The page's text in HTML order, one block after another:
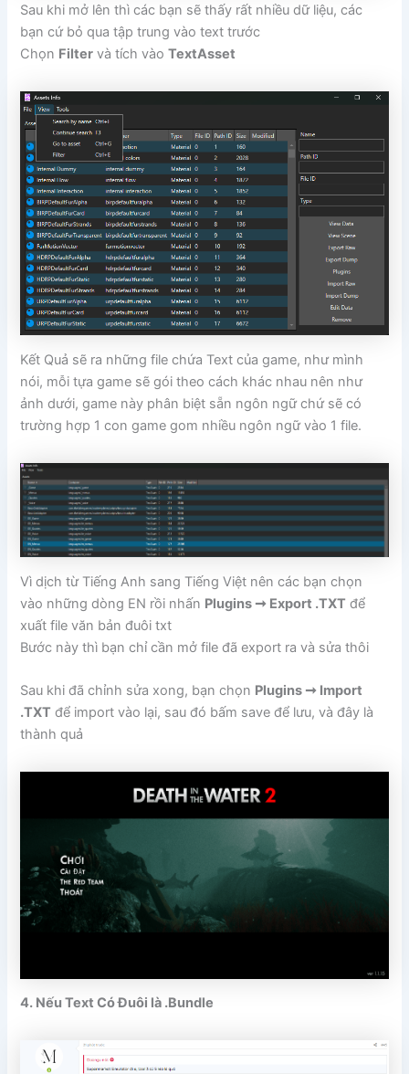
Sau khi mở lên thì các bạn sẽ thấy rất nhiều dữ liệu, các
bạn cứ bỏ qua tập trung vào text trước
Chọn Filter và tích vàoTextAsset
Kết Quả sẽ ra những file chứa Text của game, như mình
nói, mỗi tựa game sẽ gói theo cách khác nhau nên như
ảnh dưới, game này phân biệt sẵn ngôn ngữ chứ sẽ có
trường hợp 1 con game gom nhiều ngôn ngữ vào 1 file.
Vì dịch từ Tiếng Anh sang Tiếng Việt nên các bạn chọn
vào những dòng EN rồi nhấn Plugins ➞ Export .TXT để
xuất file văn bản đuôi txt
Bước này thì bạn chỉ cần mở file đã export ra và sửa thôi
Sau khi đã chỉnh sửa xong, bạn chọn Plugins ➞ Import
.TXT để import vào lại, sau đó bấm save để lưu, và đây là
thành quả
4. Nếu Text Có Đuôi là .Bundle